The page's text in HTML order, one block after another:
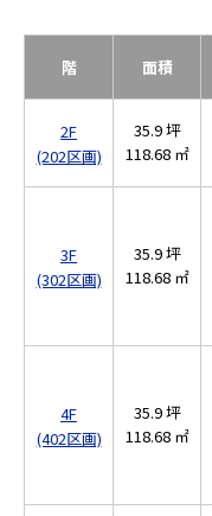
階 面積
2F
(202区画)
35.9 坪
118.68 ㎡
3F
(302区画)
35.9 坪
118.68 ㎡
4F
(402区画)
35.9 坪
118.68 ㎡